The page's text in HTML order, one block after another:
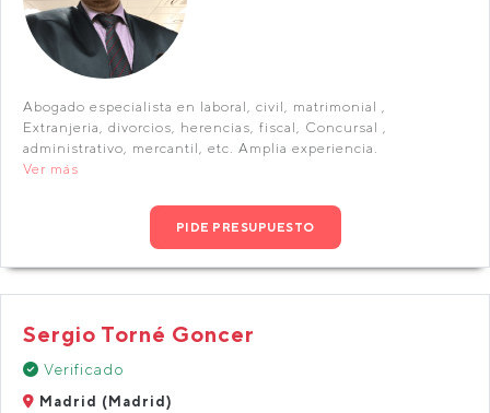
Abogado especialista en laboral, civil, matrimonial ,
Extranjeria, divorcios, herencias, fiscal, Concursal ,
administrativo, mercantil, etc. Amplia experiencia.
Ver más
PIDE PRESUPUESTO
Sergio Torné Goncer
Verificado
Madrid (Madrid)